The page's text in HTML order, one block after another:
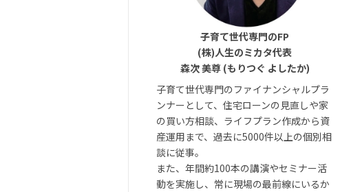
子育て世代専門のFP
(株)人生のミカタ代表
森次 美尊 (もりつぐ よしたか)
子育て世代専門のファイナンシャルプラ
ンナーとして、住宅ローンの見直しや家
の買い方相談、ライフプラン作成から資
産運用まで、過去に5000件以上の個別相
談に従事。
また、年間約100本の講演やセミナー活
動を実施し、常に現場の最前線にいるか